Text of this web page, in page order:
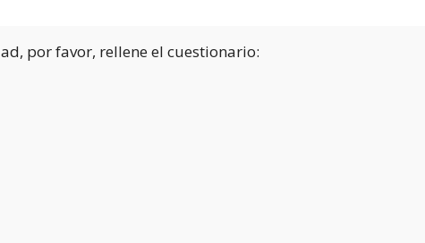
por favor, rellene el cuestionario: